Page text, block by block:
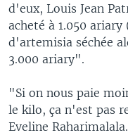
d'eux, Louis Jean
acheté à 1.050
d'artemisia séchée
3.000 ariary".
"Si on nous paie
le kilo, ça n'est pas
Eveline